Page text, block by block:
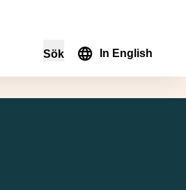
Sök In English